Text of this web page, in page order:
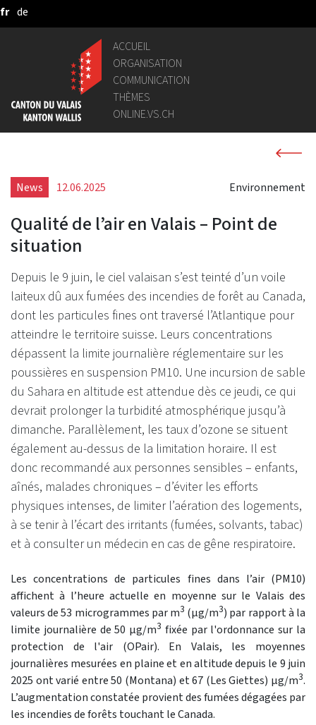
Saut au contenu principal
fr de
ACCUEIL
ORGANISATION
COMMUNICATION
THÈMES
ONLINE.VS.CH
News 12.06.2025 Environnement
Qualité de l’air en Valais – Point de
situation
Depuis le 9 juin, le ciel valaisan s’est teinté d’un voile
laiteux dû aux fumées des incendies de forêt au Canada,
dont les particules fines ont traversé l’Atlantique pour
atteindre le territoire suisse. Leurs concentrations
dépassent la limite journalière réglementaire sur les
poussières en suspension PM10. Une incursion de sable
du Sahara en altitude est attendue dès ce jeudi, ce qui
devrait prolonger la turbidité atmosphérique jusqu’à
dimanche. Parallèlement, les taux d’ozone se situent
également au-dessus de la limitation horaire. Il est
donc recommandé aux personnes sensibles – enfants,
aînés, malades chroniques – d’éviter les efforts
physiques intenses, de limiter l’aération des logements,
à se tenir à l’écart des irritants (fumées, solvants, tabac)
et à consulter un médecin en cas de gêne respiratoire.
Les concentrations de particules fines dans l’air (PM10)
affichent à l’heure actuelle en moyenne sur le Valais des
valeurs de 53 microgrammes par m3 (μg/m3) par rapport à la
limite journalière de 50 μg/m3 fixée par l'ordonnance sur la
protection de l'air (OPair). En Valais, les moyennes
journalières mesurées en plaine et en altitude depuis le 9 juin
2025 ont varié entre 50 (Montana) et 67 (Les Giettes) μg/m3.
L’augmentation constatée provient des fumées dégagées par
les incendies de forêts touchant le Canada.